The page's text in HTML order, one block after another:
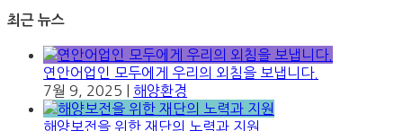
최근 뉴스
연안어업인 모두에게 우리의 외침을 보냅니다.
7월 9, 2025
해양환경
해양보전을 위한 재단의 노력과 지원